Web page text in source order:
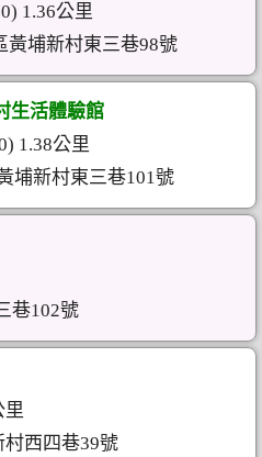
1.36公里
黃埔新村東三巷98號
生活體驗館
1.38公里
埔新村東三巷101號
巷102號
里
西四巷39號